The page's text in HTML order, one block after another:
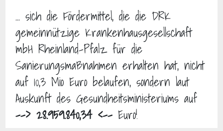
... sich die Fördermittel, die die DRK
gemeinnützige Krankenhausgesellschaft
mbH Rheinland-Pfalz für die
Sanierungsmaßnahmen erhalten hat, nicht
auf 10,3 Mio Euro belaufen, sondern laut
Auskunft des Gesundheitsministeriums auf
--> 28.959.840,34 <-- Euro!